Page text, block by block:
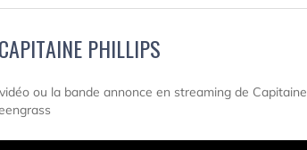
PHILLIPS
ou la bande annonce en streaming de Capitaine